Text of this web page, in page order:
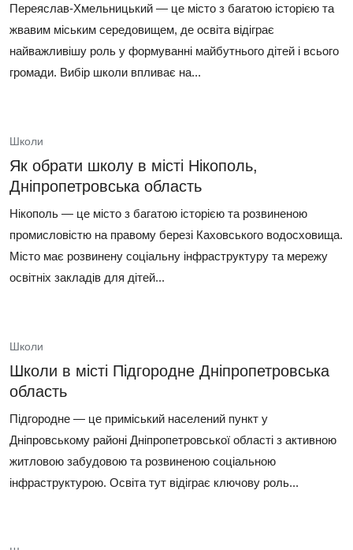
Переяслав-Хмельницький — це місто з багатою історією та
жвавим міським середовищем, де освіта відіграє
найважливішу роль у формуванні майбутнього дітей і всього
громади. Вибір школи впливає на...
Школи
Як обрати школу в місті Нікополь,
Дніпропетровська область
Нікополь — це місто з багатою історією та розвиненою
промисловістю на правому березі Каховського водосховища.
Місто має розвинену соціальну інфраструктуру та мережу
освітніх закладів для дітей...
Школи
Школи в місті Підгородне Дніпропетровська
область
Підгородне — це приміський населений пункт у
Дніпровському районі Дніпропетровської області з активною
житловою забудовою та розвиненою соціальною
інфраструктурою. Освіта тут відіграє ключову роль...